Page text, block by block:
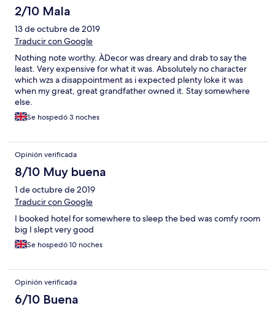
2/10 Mala
13 de octubre de 2019
Traducir con Google
Nothing note worthy. ÀDecor was dreary and drab to say the
least. Very expensive for what it was. Absolutely no character
which wzs a disappointment as i expected plenty loke it was
when my great, great grandfather owned it. Stay somewhere
else.
Se hospedó 3 noches
Opinión verificada
8/10 Muy buena
1 de octubre de 2019
Traducir con Google
I booked hotel for somewhere to sleep the bed was comfy room
big I slept very good
Se hospedó 10 noches
Opinión verificada
6/10 Buena